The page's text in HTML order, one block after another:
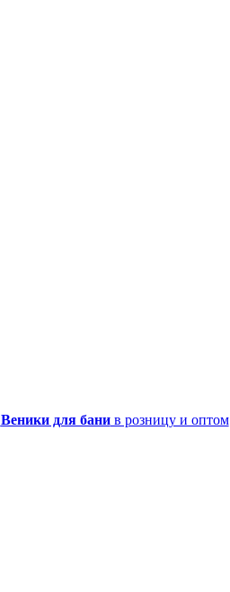
Веники для банив розницу и оптом